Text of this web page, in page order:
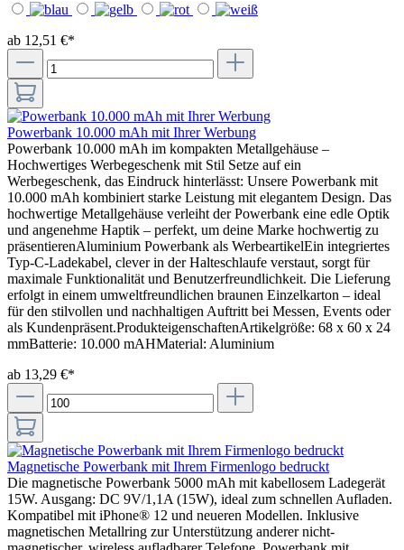
ab 12,51 €*
Powerbank 10.000 mAh mit Ihrer Werbung
Powerbank 10.000 mAh im kompakten Metallgehäuse –
Hochwertiges Werbegeschenk mit Stil Setze auf ein
Werbegeschenk, das Eindruck hinterlässt: Unsere Powerbank mit
10.000 mAh kombiniert starke Leistung mit elegantem Design. Das
hochwertige Metallgehäuse verleiht der Powerbank eine edle Optik
und angenehme Haptik – perfekt, um deine Marke hochwertig zu
präsentierenAluminium Powerbank als WerbeartikelEin integriertes
Typ-C-Ladekabel, clever in der Halteschlaufe verstaut, sorgt für
maximale Funktionalität und Benutzerfreundlichkeit. Die Lieferung
erfolgt in einem umweltfreundlichen braunen Einzelkarton – ideal
für den stilvollen und nachhaltigen Auftritt bei Messen, Events oder
als Kundenpräsent.ProdukteigenschaftenArtikelgröße: 68 x 60 x 24
mmBatterie: 10.000 mAHMaterial: Aluminium
ab 13,29 €*
Magnetische Powerbank mit Ihrem Firmenlogo bedruckt
Die magnetische Powerbank 5000 mAh mit kabellosem Ladegerät
15W. Ausgang: DC 9V/1,1A (15W), ideal zum schnellen Aufladen.
Kompatibel mit iPhone® 12 und neueren Modellen. Inklusive
magnetischen Metallring zur Unterstützung anderer nicht-